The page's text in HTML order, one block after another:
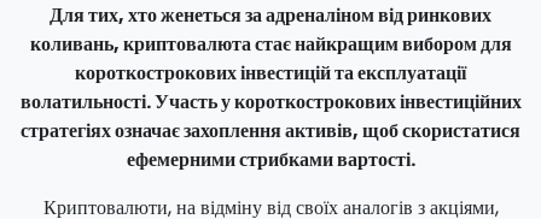
Для тих, хто женеться за адреналіном від ринкових
коливань, криптовалюта стає найкращим вибором для
короткострокових інвестицій та експлуатації
волатильності. Участь у короткострокових інвестиційних
стратегіях означає захоплення активів, щоб скористатися
ефемерними стрибками вартості.
Криптовалюти, на відміну від своїх аналогів з акціями,